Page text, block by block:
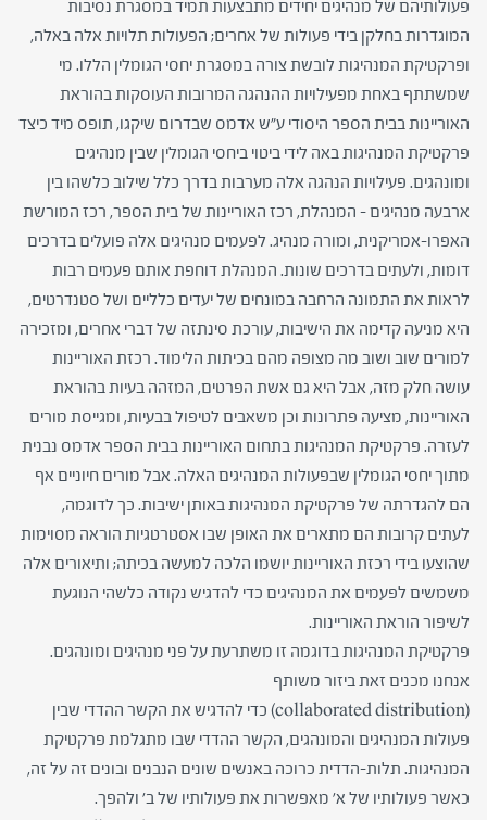
פעולותיהם של מנהיגים יחידים מתבצעות תמיד במסגרת נסיבות
המוגדרות בחלקן בידי פעולות של אחרים; הפעולות תלויות אלה באלה,
ופרקטיקת המנהיגות לובשת צורה במסגרת יחסי הגומלין הללו. מי
שמשתתף באחת מפעילויות ההנהגה המרובות העוסקות בהוראת
האוריינות בבית הספר היסודי ע"ש אדמס שבדרום שיקגו, תופס מיד כיצד
פרקטיקת המנהיגות באה לידי ביטוי ביחסי הגומלין שבין מנהיגים
ומונהגים. פעילויות הנהגה אלה מערבות בדרך כלל שילוב כלשהו בין
ארבעה מנהיגים – המנהלת, רכז האוריינות של בית הספר, רכז המורשת
האפרו-אמריקנית, ומורה מנהיג. לפעמים מנהיגים אלה פועלים בדרכים
דומות, ולעתים בדרכים שונות. המנהלת דוחפת אותם פעמים רבות
לראות את התמונה הרחבה במונחים של יעדים כלליים ושל סטנדרטים,
היא מניעה קדימה את הישיבות, עורכת סינתזה של דברי אחרים, ומזכירה
למורים שוב ושוב מה מצופה מהם בכיתות הלימוד. רכזת האוריינות
עושה חלק מזה, אבל היא גם אשת הפרטים, המזהה בעיות בהוראת
האוריינות, מציעה פתרונות וכן משאבים לטיפול בבעיות, ומגייסת מורים
לעזרה. פרקטיקת המנהיגות בתחום האוריינות בבית הספר אדמס נבנית
מתוך יחסי הגומלין שבפעולות המנהיגים האלה. אבל מורים חיוניים אף
הם להגדרתה של פרקטיקת המנהיגות באותן ישיבות. כך לדוגמה,
לעתים קרובות הם מתארים את האופן שבו אסטרטגיות הוראה מסוימות
שהוצעו בידי רכזת האוריינות יושמו הלכה למעשה בכיתה; ותיאורים אלה
משמשים לפעמים את המנהיגים כדי להדגיש נקודה כלשהי הנוגעת
לשיפור הוראת האוריינות.
פרקטיקת המנהיגות בדוגמה זו משתרעת על פני מנהיגים ומונהגים.
אנחנו מכנים זאת ביזור משותף
(
collaborated distribution) כדי להדגיש את הקשר ההדדי שבין
פעולות המנהיגים והמונהגים, הקשר ההדדי שבו מתגלמת פרקטיקת
המנהיגות. תלות-הדדית כרוכה באנשים שונים הנבנים ובונים זה על זה,
כאשר פעולותיו של א' מאפשרות את פעולותיו של ב' ולהפך.